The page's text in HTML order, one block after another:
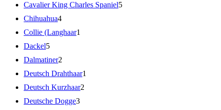
Cavalier King Charles Spaniel5
Chihuahua4
Collie (Langhaar1
Dackel5
Dalmatiner2
Deutsch Drahthaar1
Deutsch Kurzhaar2
Deutsche Dogge3